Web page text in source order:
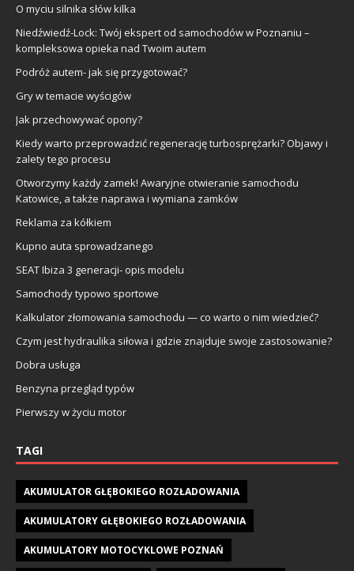
O myciu silnika słów kilka
Niedźwiedź-Lock: Twój ekspert od samochodów w Poznaniu –
kompleksowa opieka nad Twoim autem
Podróż autem- jak się przygotować?
Gry w temacie wyścigów
Jak przechowywać opony?
Kiedy warto przeprowadzić regenerację turbosprężarki? Objawy i
zalety tego procesu
Otworzymy każdy zamek! Awaryjne otwieranie samochodu
Katowice, a także naprawa i wymiana zamków
Reklama za kółkiem
Kupno auta sprowadzanego
SEAT Ibiza 3 generacji- opis modelu
Samochody typowo sportowe
Kalkulator złomowania samochodu — co warto o nim wiedzieć?
Czym jest hydraulika siłowa i gdzie znajduje swoje zastosowanie?
Dobra usługa
Benzyna przegląd typów
Pierwszy w życiu motor
TAGI
AKUMULATOR GŁĘBOKIEGO ROZŁADOWANIA
AKUMULATORY GŁĘBOKIEGO ROZŁADOWANIA
AKUMULATORY MOTOCYKLOWE POZNAŃ